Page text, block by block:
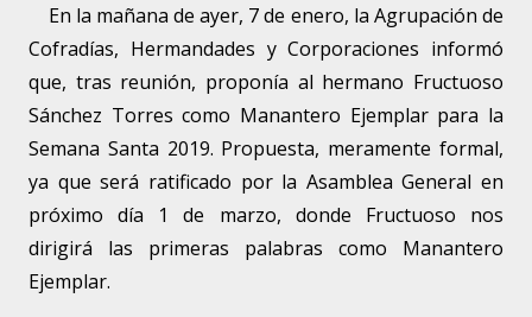
En la mañana de ayer, 7 de enero, la Agrupación de
Cofradías, Hermandades y Corporaciones informó
que, tras reunión, proponía al hermano Fructuoso
Sánchez Torres como Manantero Ejemplar para la
Semana Santa 2019. Propuesta, meramente formal,
ya que será ratificado por la Asamblea General en
próximo día 1 de marzo, donde Fructuoso nos
dirigirá las primeras palabras como Manantero
Ejemplar.